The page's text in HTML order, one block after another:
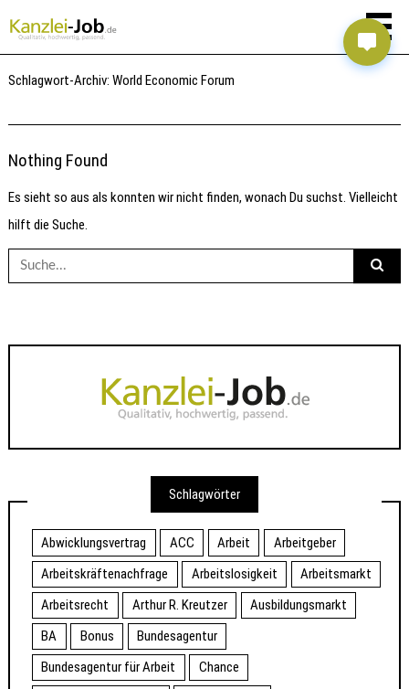
Schlagwort-Archiv:World Economic Forum
Nothing Found
Es sieht so aus als konnten wir nicht finden, wonach Du suchst. Vielleicht
hilft die Suche.
Suche
nach:
Schlagwörter
Abwicklungsvertrag ACC Arbeit
Arbeitgeber
Arbeitskräftenachfrage
Arbeitslosigkeit
Arbeitsmarkt
Arbeitsrecht
Arthur R. Kreutzer
Ausbildungsmarkt
BA
Bonus
Bundesagentur
Bundesagentur für Arbeit
Chance